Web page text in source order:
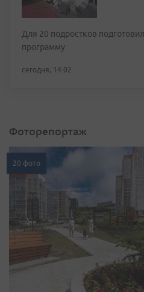
Для 20 подростков
программу
сегодня, 14:02
Фоторепортаж
20 фото